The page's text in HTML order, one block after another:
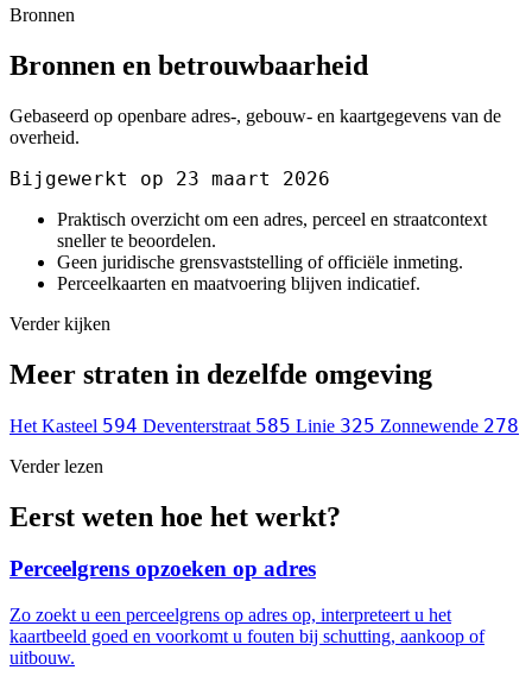
Bronnen
Bronnen en betrouwbaarheid
Gebaseerd op openbare adres-, gebouw- en kaartgegevens van de
overheid.
Bijgewerkt op 23 maart 2026
Praktisch overzicht om een adres, perceel en straatcontext
sneller te beoordelen.
Geen juridische grensvaststelling of officiële inmeting.
Perceelkaarten en maatvoering blijven indicatief.
Verder kijken
Meer straten in dezelfde omgeving
Het Kasteel 594 Deventerstraat 585 Linie 325 Zonnewende 278
Verder lezen
Eerst weten hoe het werkt?
Perceelgrens opzoeken op adres
Zo zoekt u een perceelgrens op adres op, interpreteert u het
kaartbeeld goed en voorkomt u fouten bij schutting, aankoop of
uitbouw.